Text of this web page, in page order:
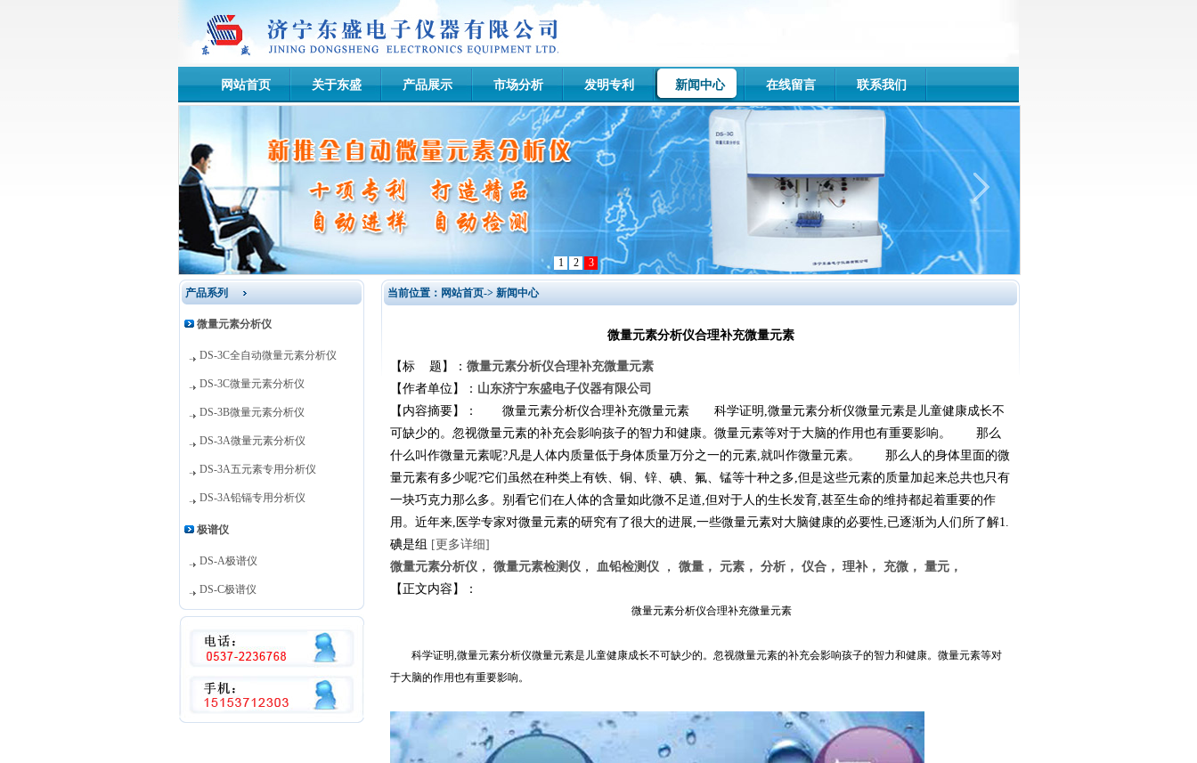
网站首页 关于东盛 产品展示 市场分析 发明专利 新闻中心 在线留言 联系我们
1 2 3
产品系列
微量元素分析仪
DS-3C全自动微量元素分析仪
DS-3C微量元素分析仪
DS-3B微量元素分析仪
DS-3A微量元素分析仪
DS-3A五元素专用分析仪
DS-3A铅镉专用分析仪
极谱仪
DS-A极谱仪
DS-C极谱仪
当前位置：网站首页-> 新闻中心
微量元素分析仪合理补充微量元素
【标 题】： 微量元素分析仪合理补充微量元素
【作者单位】： 山东济宁东盛电子仪器有限公司
【内容摘要】： 微量元素分析仪合理补充微量元素 科学证明,微量元素分析仪微量元素是儿童健康成长不
可缺少的。忽视微量元素的补充会影响孩子的智力和健康。微量元素等对于大脑的作用也有重要影响。 那么
什么叫作微量元素呢?凡是人体内质量低于身体质量万分之一的元素,就叫作微量元素。 那么人的身体里面的微
量元素有多少呢?它们虽然在种类上有铁、铜、锌、碘、氟、锰等十种之多,但是这些元素的质量加起来总共也只有
一块巧克力那么多。别看它们在人体的含量如此微不足道,但对于人的生长发育,甚至生命的维持都起着重要的作
用。近年来,医学专家对微量元素的研究有了很大的进展,一些微量元素对大脑健康的必要性,已逐渐为人们所了解1.
碘是组 [更多详细]
微量元素分析仪 ， 微量元素检测仪 ， 血铅检测仪 ， 微量， 元素， 分析， 仪合， 理补， 充微， 量元，
【正文内容】：
微量元素分析仪合理补充微量元素
科学证明,微量元素分析仪微量元素是儿童健康成长不可缺少的。忽视微量元素的补充会影响孩子的智力和健康。微量元素等对
于大脑的作用也有重要影响。